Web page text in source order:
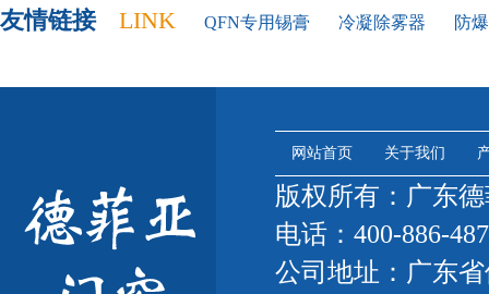
友情链接 LINK QFN专用锡膏 冷凝除雾器 防
网站首页 关于我们
版权所有：广东
电话：400-886-
公司地址：广东